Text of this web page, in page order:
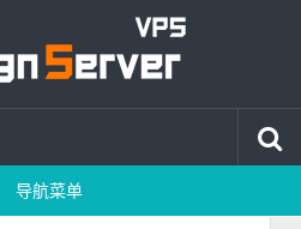
导航菜单